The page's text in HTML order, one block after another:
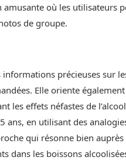
où les utilisateurs
de groupe.
précieuses sur
Elle oriente
les effets néfastes de
ans, en utilisant des
qui résonne bien auprès
dans les boissons